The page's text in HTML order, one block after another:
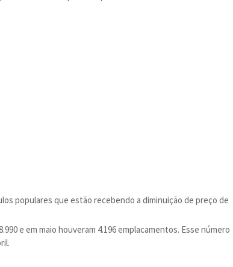
populares que estão recebendo a diminuição de preço de
e em maio houveram 4.196 emplacamentos. Esse número